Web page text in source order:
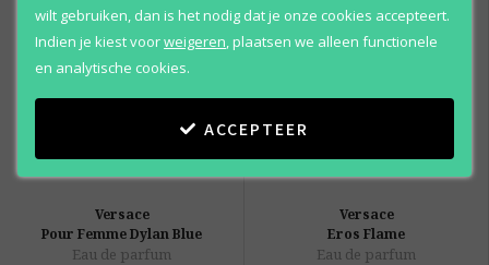
Versace
Pour Femme Dylan Blue
Eau de parfum
Versace
Eros Flame
Eau de parfum
wilt gebruiken, dan is het nodig dat je onze cookies accepteert.
Indien je kiest voorweigeren plaatsen we alleen functionele
en analytische cookies.
ACCEPTEER